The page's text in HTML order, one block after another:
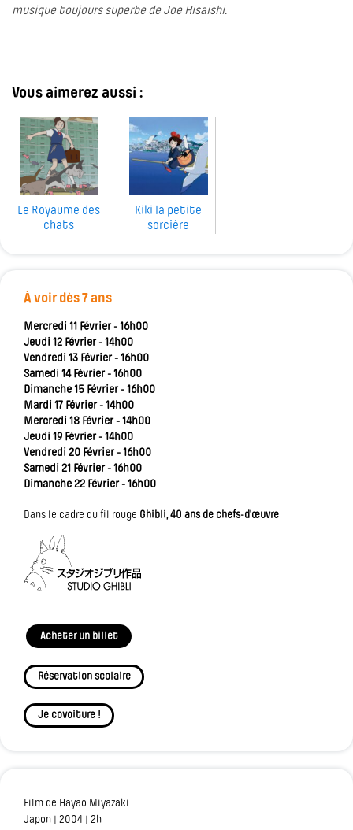
musique toujours superbe de Joe Hisaishi.
Vous aimerez aussi :
Le Royaume des
chats
Kiki la petite
sorcière
À voir dès 7 ans
Mercredi 11 Février - 16h00
Jeudi 12 Février - 14h00
Vendredi 13 Février - 16h00
Samedi 14 Février - 16h00
Dimanche 15 Février - 16h00
Mardi 17 Février - 14h00
Mercredi 18 Février - 14h00
Jeudi 19 Février - 14h00
Vendredi 20 Février - 16h00
Samedi 21 Février - 16h00
Dimanche 22 Février - 16h00
Dans le cadre du fil rouge Ghibli, 40 ans de chefs-d'œuvre
Acheter un billet
Réservation scolaire
Je covoiture !
Film de Hayao Miyazaki
Japon | 2004 | 2h